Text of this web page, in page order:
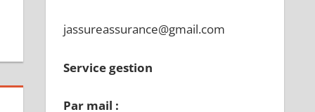
jassureassurance@gmail.com
Service gestion
Par mail :